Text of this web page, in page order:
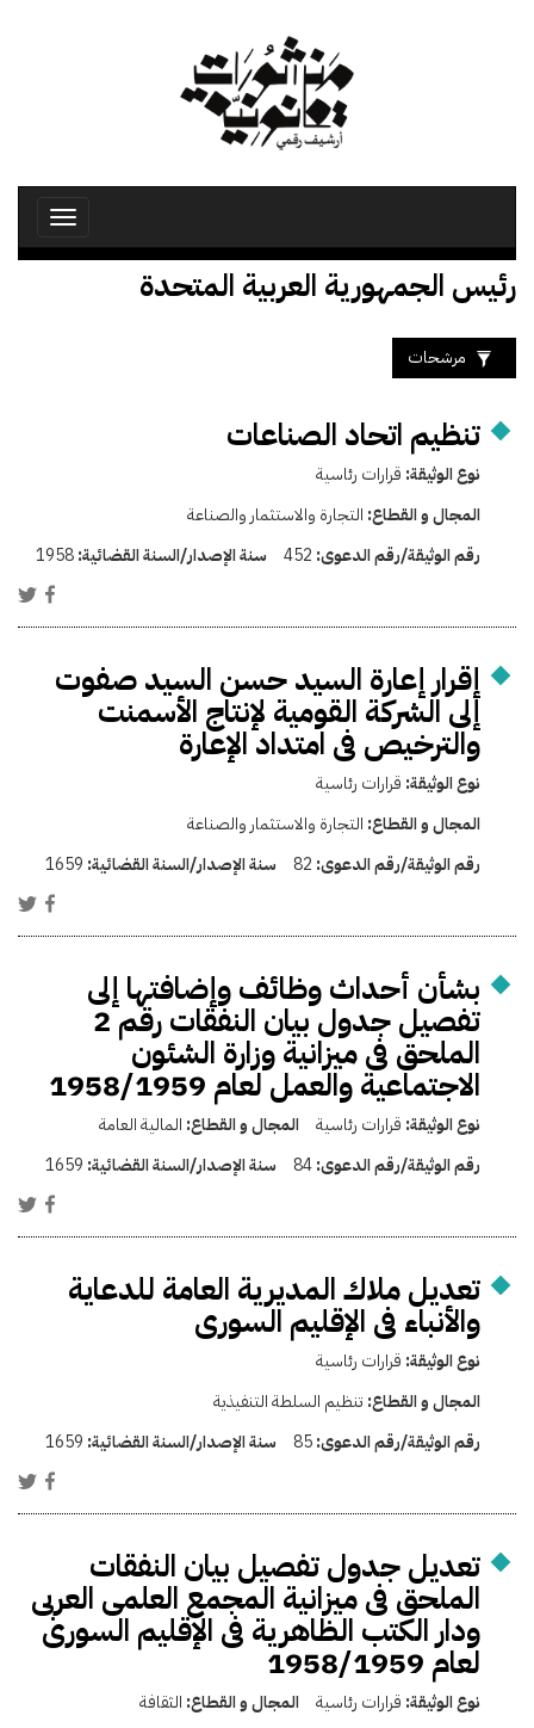
Toggle
رئيس الجمهورية العربية المتحدة
مرشحات
تنظيم اتحاد الصناعات
نوع الوثيقة: قرارات رئاسية
المجال و القطاع: التجارة والاستثمار والصناعة
رقم الوثيقة/رقم الدعوى: 452 سنة الإصدار/السنة القضائية:1958
إقرار إعارة السيد حسن السيد صفوت
إلى الشركة القومية لإنتاج الأسمنت
والترخيص فى امتداد الإعارة
نوع الوثيقة: قرارات رئاسية
المجال و القطاع: التجارة والاستثمار والصناعة
رقم الوثيقة/رقم الدعوى: 82 سنة الإصدار/السنة القضائية: 1659
بشأن أحداث وظائف وإضافتها إلى
تفصيل جدول بيان النفقات رقم 2
الملحق فى ميزانية وزارة الشئون
الاجتماعية والعمل لعام 1958/1959
نوع الوثيقة: قرارات رئاسية المجال و القطاع: المالية العامة
رقم الوثيقة/رقم الدعوى:84 سنة الإصدار/السنة القضائية: 1659
تعديل ملاك المديرية العامة للدعاية
والأنباء فى الإقليم السورى
نوع الوثيقة: قرارات رئاسية
المجال و القطاع: تنظيم السلطة التنفيذية
رقم الوثيقة/رقم الدعوى:85 سنة الإصدار/السنة القضائية: 1659
تعديل جدول تفصيل بيان النفقات
الملحق فى ميزانية المجمع العلمى العربى
ودار الكتب الظاهرية فى الإقليم السورى
لعام 1958/1959
نوع الوثيقة: قرارات رئاسية المجال و القطاع: الثقافة